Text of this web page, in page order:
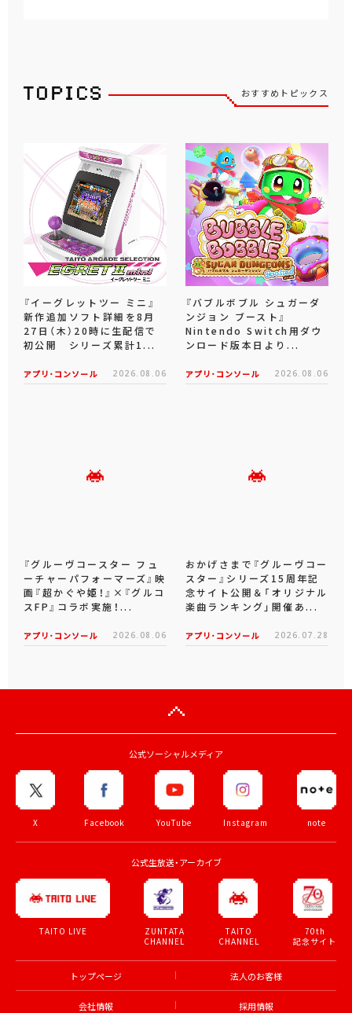
おすすめトピックス
『イーグレットツー ミニ』
新作追加ソフト詳細を8月
27日（木）20時に生配信で
初公開 シリーズ累計1...
アプリ･コンソール 2026.08.06
『バブルボブル シュガーダ
ンジョン ブースト』
Nintendo Switch用ダウ
ンロード版本日より...
アプリ･コンソール 2026.08.06
『グルーヴコースター フュ
ーチャーパフォーマーズ』映
画『超かぐや姫！』×『グルコ
スFP』コラボ実施！...
アプリ･コンソール 2026.08.06
おかげさまで『グルーヴコー
スター』シリーズ15周年記
念サイト公開＆「オリジナル
楽曲ランキング」開催あ...
アプリ･コンソール 2026.07.28
公式ソーシャルメディア
X Facebook YouTube Instagram note
公式生放送・アーカイブ
TAITO LIVE
ZUNTATA
CHANNEL
TAITO
CHANNEL
70th
記念サイト
トップページ 法人のお客様
会社情報 採用情報